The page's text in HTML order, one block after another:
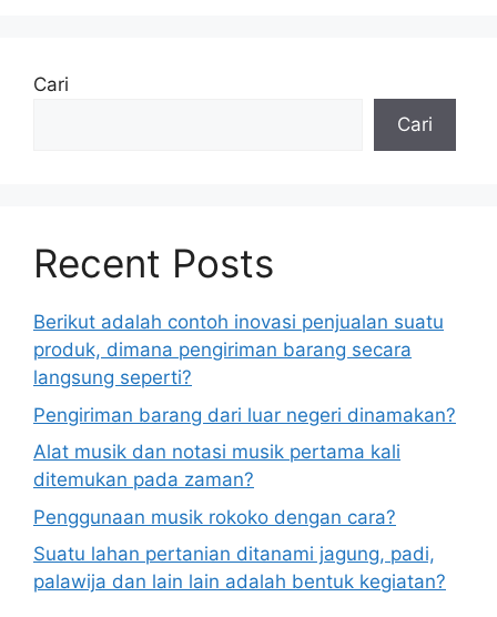
Cari
Cari
Recent Posts
Berikut adalah contoh inovasi penjualan suatu
produk, dimana pengiriman barang secara
langsung seperti?
Pengiriman barang dari luar negeri dinamakan?
Alat musik dan notasi musik pertama kali
ditemukan pada zaman?
Penggunaan musik rokoko dengan cara?
Suatu lahan pertanian ditanami jagung, padi,
palawija dan lain lain adalah bentuk kegiatan?